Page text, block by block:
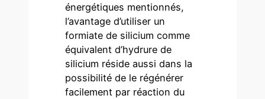
énergétiques mentionnés,
l’avantage d’utiliser un
formiate de silicium comme
équivalent d’hydrure de
silicium réside aussi dans la
possibilité de le régénérer
facilement par réaction du